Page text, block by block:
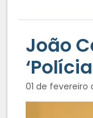
João
01 de fevereiro